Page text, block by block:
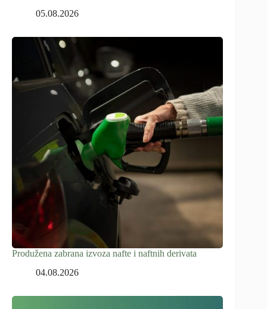
05.08.2026
Produžena zabrana izvoza nafte i naftnih derivata
04.08.2026